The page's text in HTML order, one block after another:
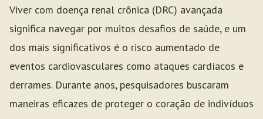
Viver com doença renal crônica (DRC) avançada
significa navegar por muitos desafios de saúde, e um
dos mais significativos é o risco aumentado de
eventos cardiovasculares como ataques cardíacos e
derrames. Durante anos, pesquisadores buscaram
maneiras eficazes de proteger o coração de indivíduos